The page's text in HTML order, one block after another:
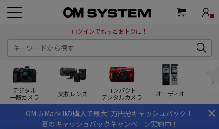
ログインでもっとおトクに！
デジタル
一眼カメラ
交換レンズ
コンパクト
デジタルカメラ
オーディオ
×
OM-5 Mark IIの購入で最大1万円分キャッシュバック！
夏のキャッシュバックキャンペーン実施中！